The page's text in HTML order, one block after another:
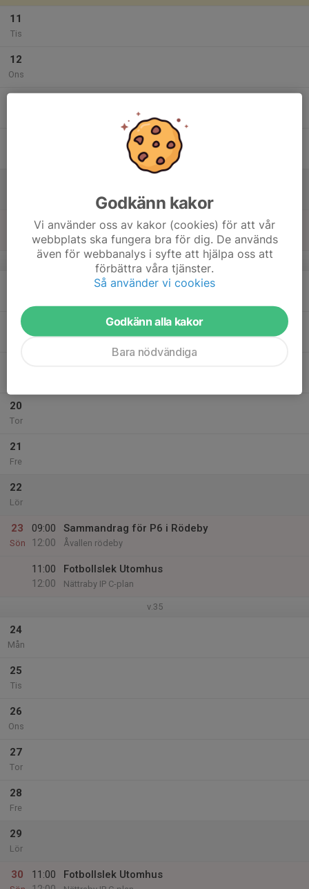
11
Tis
12
Ons
11:00
12:00
Fotbollslek Utomhus
Nättraby IP C-plan
v.34
18
20
Tor
21
Fre
22
Lör
23
Sön
09:00
12:00
Sammandrag för P6 i Rödeby
Åvallen rödeby
11:00
12:00
Fotbollslek Utomhus
Nättraby IP C-plan
v.35
24
Mån
25
Tis
26
Ons
27
Tor
28
Fre
29
Lör
30
11:00
Fotbollslek Utomhus
Godkänn kakor
Vi använder oss av kakor (cookies) för att vår
webbplats ska fungera bra för dig. De används
även för webbanalys i syfte att hjälpa oss att
förbättra våra tjänster.
Så använder vi cookies
Godkänn alla kakor
Bara nödvändiga